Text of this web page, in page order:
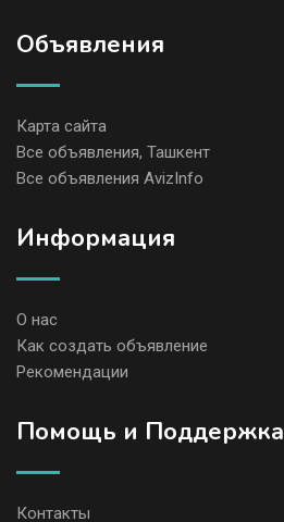
Объявления
Карта сайта
Все объявления, Ташкент
Все объявления AvizInfo
Информация
О нас
Как создать объявление
Рекомендации
Помощь и Поддержка
Контакты